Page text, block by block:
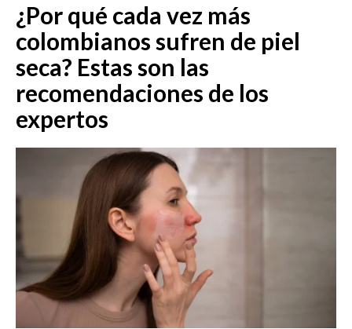
EMISIÓN 12:30 PM
EMISIÓN 7:00 PM
EMISIÓN 11:30 PM
¿Por qué cada vez más
colombianos sufren de piel
seca? Estas son las
recomendaciones de los
expertos